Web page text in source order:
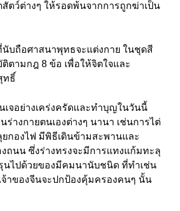
ตว์ต่างๆ ให้รอดพ้นจากการถูกฆ่าเป็น
นับถือศาสนาพุทธจะแต่งกาย ในชุดสี
ตามกฎ 8 ข้อ เพื่อให้จิตใจและ
ทธิ์
เจอย่างเคร่งครัดและทำบุญในวันนี้
ร่างกายตนเองต่างๆ นานา เช่นการไต่
กองไฟ มีพิธีเดินข้ามสะพานและ
ถนน ซึ่งร่างทรงจะมีการแทงแก้มทะลุ
นไปด้วยของมีคมนานับชนิด ที่ทำเช่น
จ้าของจีนจะปกป้องคุ้มครองคนๆ นั้น